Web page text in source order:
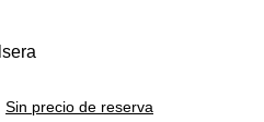
Sin precio de reserva